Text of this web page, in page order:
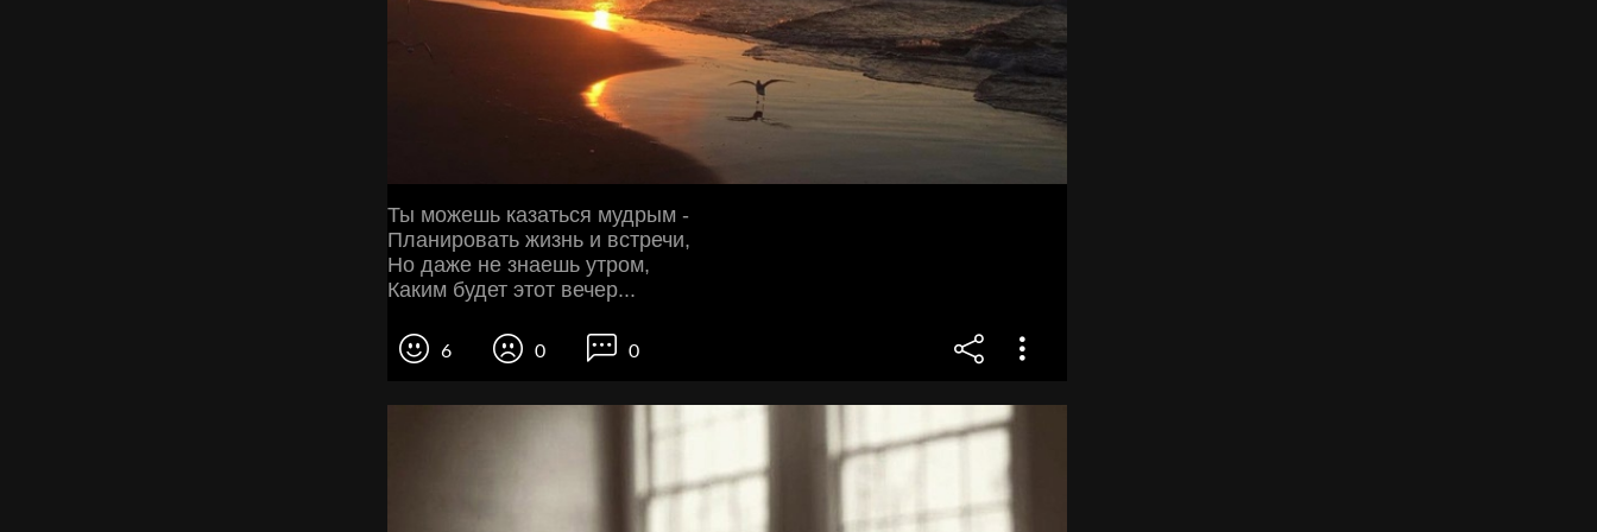
Ты можешь казаться мудрым -
Планировать жизнь и встречи,
Но даже не знаешь утром,
Каким будет этот вечер...
6 0 0